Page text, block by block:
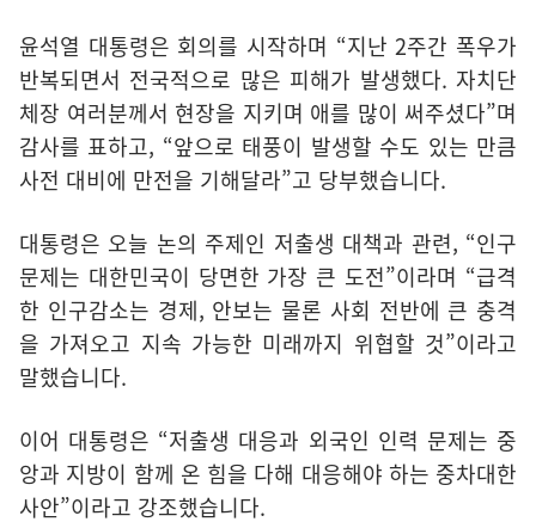
윤석열 대통령은 회의를 시작하며 “지난 2주간 폭우가
반복되면서 전국적으로 많은 피해가 발생했다. 자치단
체장 여러분께서 현장을 지키며 애를 많이 써주셨다”며
감사를 표하고, “앞으로 태풍이 발생할 수도 있는 만큼
사전 대비에 만전을 기해달라”고 당부했습니다.
대통령은 오늘 논의 주제인 저출생 대책과 관련, “인구
문제는 대한민국이 당면한 가장 큰 도전”이라며 “급격
한 인구감소는 경제, 안보는 물론 사회 전반에 큰 충격
을 가져오고 지속 가능한 미래까지 위협할 것”이라고
말했습니다.
이어 대통령은 “저출생 대응과 외국인 인력 문제는 중
앙과 지방이 함께 온 힘을 다해 대응해야 하는 중차대한
사안”이라고 강조했습니다.